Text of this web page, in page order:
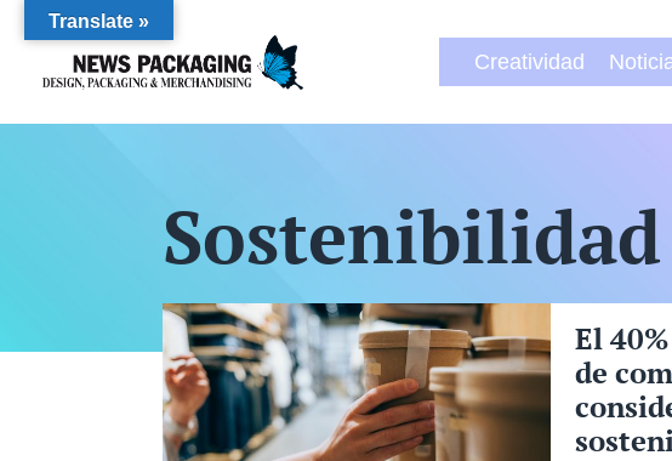
Creatividad
Sostenibilidad
El
de
Translate »